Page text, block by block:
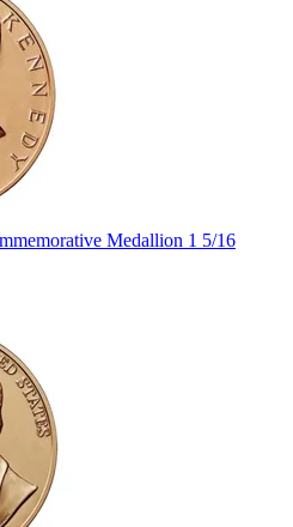
Medallion 1 5/16